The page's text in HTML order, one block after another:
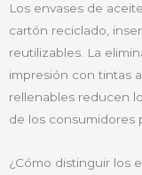
Los envases de
cartón reciclado,
reutilizables. La
impresión con tintas
rellenables reducen
de los consumidores
¿Cómo distinguir los